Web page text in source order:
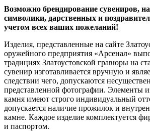
Возможно брендирование сувениров,
символики, дарственных и
учетом всех ваших пожеланий!
Изделия, представленные на сайте
оружейного предприятия «Арсенал»
традициях Златоустовской гравюры на
сувенир изготавливается вручную и
следствии чего, допускаются
представленной фотографии. Элементы
камня имеют строго индивидуальный
допускается наличие прожилок и
камне. Каждое изделие комплектуется
и паспортом.